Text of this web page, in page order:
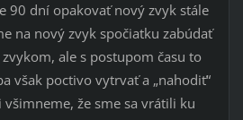
90 dní opakovať nový zvyk stále
na nový zvyk spočiatku zabúdať
ale s postupom času to
však poctivo vytrvať a „nahodiť“
že sme sa vrátili ku